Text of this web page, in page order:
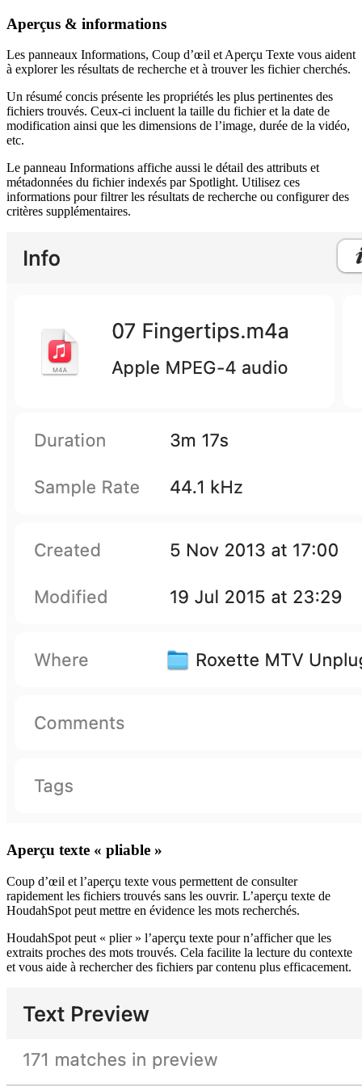
Aperçus & informations
Les panneaux Informations, Coup d’œil et Aperçu Texte vous aident
à explorer les résultats de recherche et à trouver les fichier cherchés.
Un résumé concis présente les propriétés les plus pertinentes des
fichiers trouvés. Ceux-ci incluent la taille du fichier et la date de
modification ainsi que les dimensions de l’image, durée de la vidéo,
etc.
Le panneau Informations affiche aussi le détail des attributs et
métadonnées du fichier indexés par Spotlight. Utilisez ces
informations pour filtrer les résultats de recherche ou configurer des
critères supplémentaires.
Aperçu texte « pliable »
Coup d’œil et l’aperçu texte vous permettent de consulter
rapidement les fichiers trouvés sans les ouvrir. L’aperçu texte de
HoudahSpot peut mettre en évidence les mots recherchés.
HoudahSpot peut « plier » l’aperçu texte pour n’afficher que les
extraits proches des mots trouvés. Cela facilite la lecture du contexte
et vous aide à rechercher des fichiers par contenu plus efficacement.